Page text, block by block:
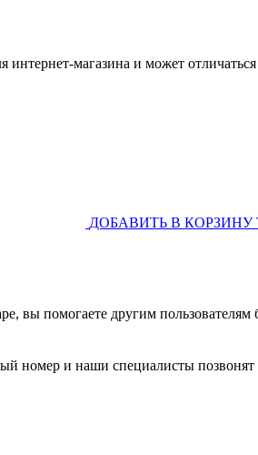
интернет-магазина и может
ДОБАВИТЬ В КОРЗИНУ
вы помогаете другим
номер и наши специалисты